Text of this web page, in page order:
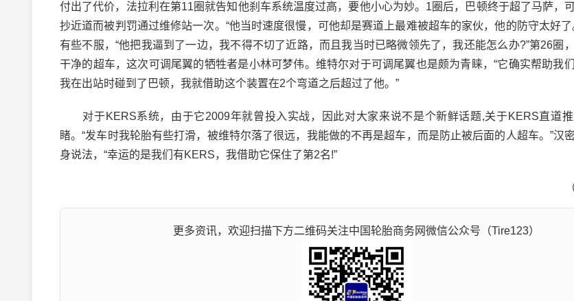
付出了代价，法拉利在第11圈就告知他刹车系统温度过高，要他小心为妙。1圈后，巴顿终于超了马萨，
抄近道而被判罚通过维修站一次。“他当时速度很慢，可他却是赛道上最难被超车的家伙，他的防守太好了
有些不服，“他把我逼到了一边，我不得不切了近路，而且我当时已略微领先了，我还能怎么办?”第26圈
干净的超车，这次可调尾翼的牺牲者是小林可梦伟。维特尔对于可调尾翼也是颇为青睐，“它确实帮助我
我在出站时碰到了巴顿，我就借助这个装置在2个弯道之后超过了他。”
对于KERS系统，由于它2009年就曾投入实战，因此对大家来说不是个新鲜话题,关于KERS直道
睹。“发车时我轮胎有些打滑，被维特尔落了很远，我能做的不再是超车，而是防止被后面的人超车。”汉
身说法，“幸运的是我们有KERS，我借助它保住了第2名!”
更多资讯，欢迎扫描下方二维码关注中国轮胎商务网微信公众号（Tire123）